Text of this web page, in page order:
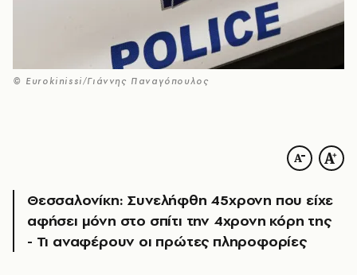
© Eurokinissi/Γιάννης Παναγόπουλος
Θεσσαλονίκη: Συνελήφθη 45χρονη που είχε
αφήσει μόνη στο σπίτι την 4χρονη κόρη της
- Τι αναφέρουν οι πρώτες πληροφορίες